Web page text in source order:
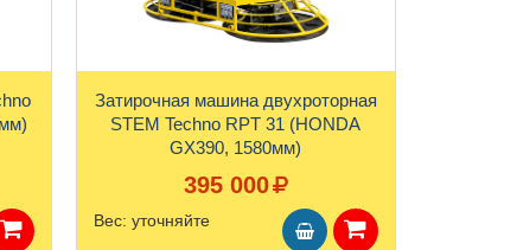
Затирочная машина двухроторная
STEM Techno RPT 31 (HONDA
GX390, 1580мм)
395 000
Вес: уточняйте